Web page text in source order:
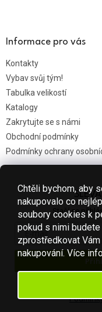
Chtěli bychom, aby
nakupovalo co
soubory cookies k
pokud s nimi
zprostředkovat
nakupování. Více
Informace pro vás
Kontakty
Vybav svůj tým!
Tabulka velikostí
Katalogy
Zakrytujte se s námi
Obchodní podmínky
Podmínky ochrany
Nákupní košík
Stačí se
Váš